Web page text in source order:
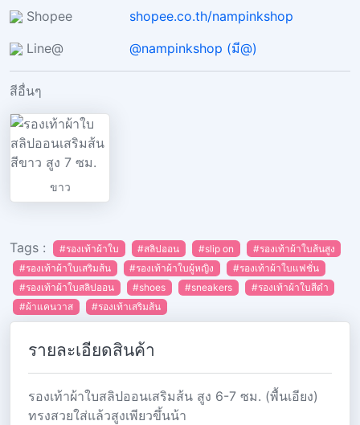
Shopee
shopee.co.th/nampinkshop
Line@
@nampinkshop (มี@)
สีอื่นๆ
ขาว
Tags : #รองเท้าผ้าใบ #สลิปออน #slip on
#รองเท้าผ้าใบส้นสูง
#รองเท้าผ้าใบเสริมส้น
#รองเท้าผ้าใบผู้หญิง
#รองเท้าผ้าใบแฟชั่น
#รองเท้าผ้าใบสลิปออน
#shoes #sneakers
#รองเท้าผ้าใบสีดำ
#ผ้าแคนวาส
#รองเท้าเสริมส้น
รายละเอียดสินค้า
รองเท้าผ้าใบสลิปออนเสริมส้น สูง 6-7 ซม. (พื้นเอียง)
ทรงสวยใส่แล้วสูงเพียวขึ้นน้า